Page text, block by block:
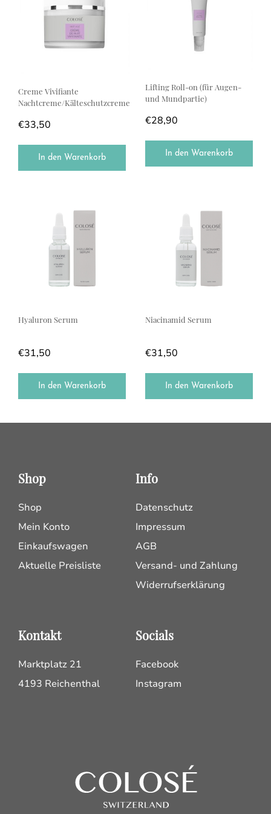
Creme Vivifiante
Nachtcreme/Kälteschutzcreme
€33,50
In den Warenkorb
Lifting Roll-on (für Augen-
und Mundpartie)
€28,90
In den Warenkorb
Hyaluron Serum
€31,50
In den Warenkorb
Niacinamid Serum
€31,50
In den Warenkorb
Shop
Shop
Mein Konto
Einkaufswagen
Aktuelle Preisliste
Info
Datenschutz
Impressum
AGB
Versand- und Zahlung
Widerrufserklärung
Kontakt
Marktplatz 21
4193 Reichenthal
Socials
Facebook
Instagram